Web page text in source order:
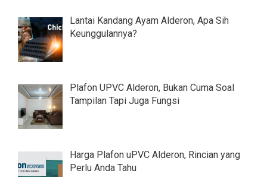
Lantai Kandang Ayam Alderon, Apa Sih
Keunggulannya?
Plafon UPVC Alderon, Bukan Cuma Soal
Tampilan Tapi Juga Fungsi
Harga Plafon uPVC Alderon, Rincian yang
Perlu Anda Tahu